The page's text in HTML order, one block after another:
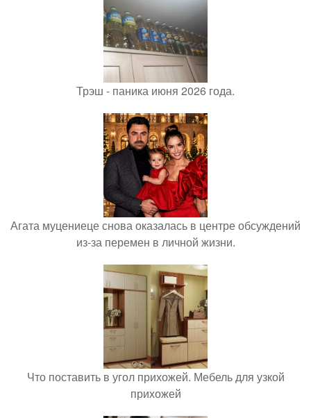
Трэш - паника июня 2026 года.
Агата муцениеце снова оказалась в центре обсуждений
из-за перемен в личной жизни.
Что поставить в угол прихожей. Мебель для узкой
прихожей